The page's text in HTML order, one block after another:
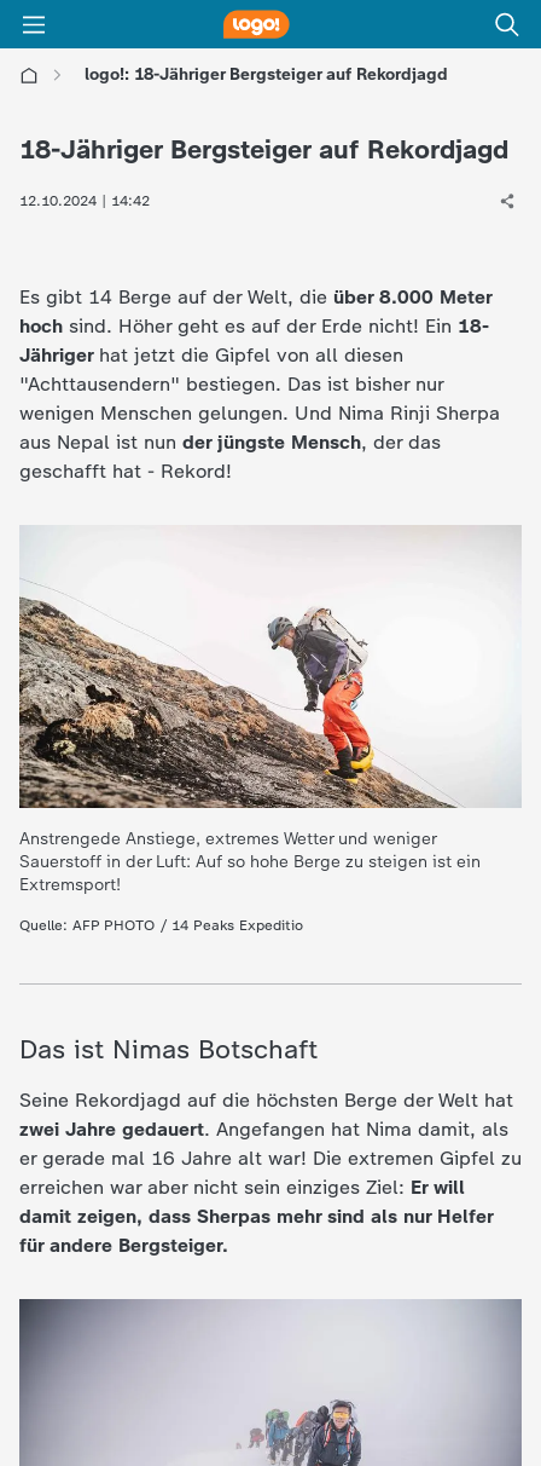
logo!: 18-Jähriger Bergsteiger auf Rekordjagd
o
o
d
e
K
n
d
n
c
h
18-Jähriger Bergsteiger auf Rekordjagd
12.10.2024 | 14:42
Es gibt 14 Berge auf der Welt, die über 8.000 Meter
hoch sind. Höher geht es auf der Erde nicht! Ein 18-
Jähriger hat jetzt die Gipfel von all diesen
"Achttausendern" bestiegen. Das ist bisher nur
wenigen Menschen gelungen. Und Nima Rinji Sherpa
aus Nepal ist nun der jüngste Mensch, der das
geschafft hat - Rekord!
Anstrengede Anstiege, extremes Wetter und weniger
Sauerstoff in der Luft: Auf so hohe Berge zu steigen ist ein
Extremsport!
Quelle: AFP PHOTO / 14 Peaks Expeditio
Das ist Nimas Botschaft
Seine Rekordjagd auf die höchsten Berge der Welt hat
zwei Jahre gedauert. Angefangen hat Nima damit, als
er gerade mal 16 Jahre alt war! Die extremen Gipfel zu
erreichen war aber nicht sein einziges Ziel: Er will
damit zeigen, dass Sherpas mehr sind als nur Helfer
für andere Bergsteiger.